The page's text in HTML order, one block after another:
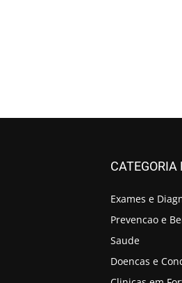
CATEGORIA
Exames e
Prevencao e
Saude
Doencas e